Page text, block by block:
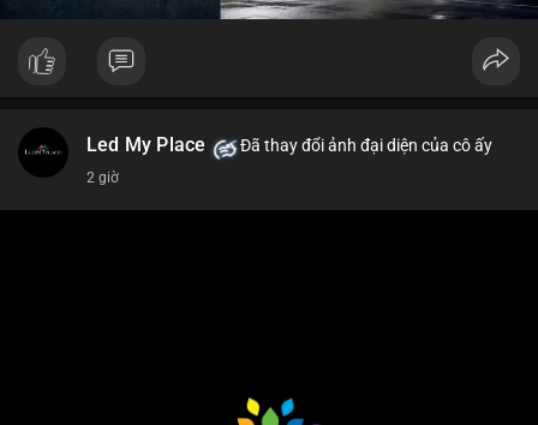
Led My Place Đã thay đổi ảnh đại diện của cô ấy
2 giờ